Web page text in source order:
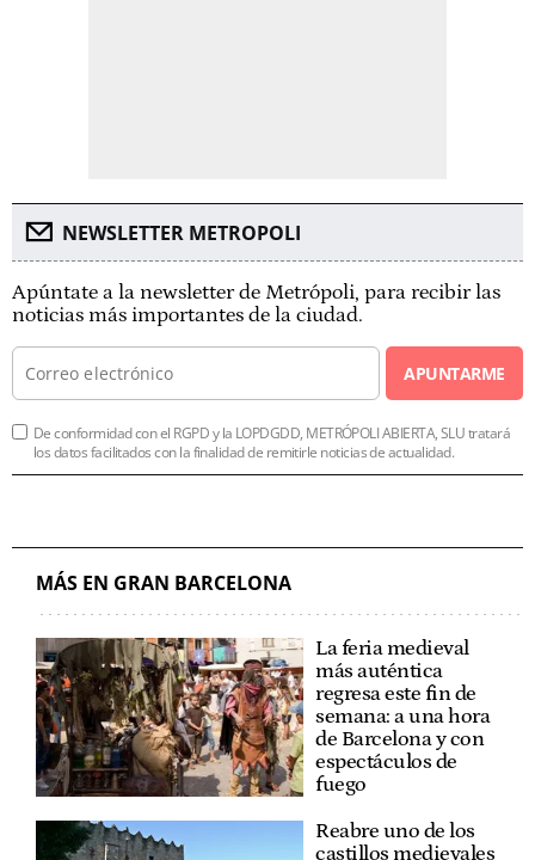
NEWSLETTER METROPOLI
Apúntate a la newsletter de Metrópoli, para recibir las
noticias más importantes de la ciudad.
APUNTARME
De conformidad con el RGPD y la LOPDGDD, METRÓPOLI ABIERTA, SLU tratará
los datos facilitados con la finalidad de remitirle noticias de actualidad.
MÁS EN GRAN BARCELONA
La feria medieval
más auténtica
regresa este fin de
semana: a una hora
de Barcelona y con
espectáculos de
fuego
Reabre uno de los
castillos medievales